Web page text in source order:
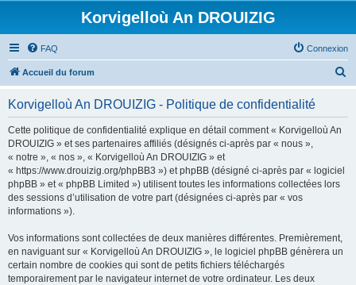
Korvigelloù An DROUIZIG
FAQ Connexion
Accueil du forum
Korvigelloù An DROUIZIG - Politique de confidentialité
Cette politique de confidentialité explique en détail comment « Korvigelloù An
DROUIZIG » et ses partenaires affiliés (désignés ci-après par « nous »,
« notre », « nos », « Korvigelloù An DROUIZIG » et
« https://www.drouizig.org/phpBB3 ») et phpBB (désigné ci-après par « logiciel
phpBB » et « phpBB Limited ») utilisent toutes les informations collectées lors
des sessions d’utilisation de votre part (désignées ci-après par « vos
informations »).
Vos informations sont collectées de deux manières différentes. Premièrement,
en naviguant sur « Korvigelloù An DROUIZIG », le logiciel phpBB génèrera un
certain nombre de cookies qui sont de petits fichiers téléchargés
temporairement par le navigateur internet de votre ordinateur. Les deux